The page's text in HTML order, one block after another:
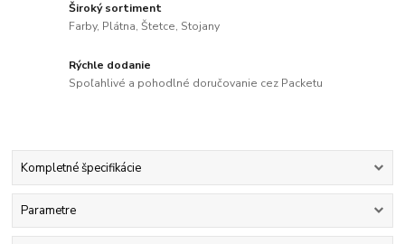
Široký sortiment
Farby, Plátna, Štetce, Stojany
Rýchle dodanie
Spoľahlivé a pohodlné doručovanie cez Packetu
Kompletné špecifikácie
Parametre